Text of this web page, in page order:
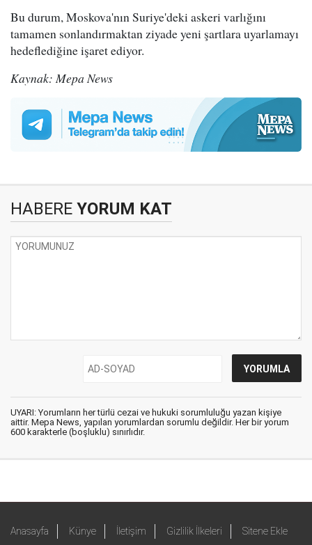
Bu durum, Moskova'nın Suriye'deki askeri varlığını
tamamen sonlandırmaktan ziyade yeni şartlara uyarlamayı
hedeflediğine işaret ediyor.
Kaynak: Mepa News
HABERE YORUM KAT
UYARI: Yorumların her türlü cezai ve hukuki sorumluluğu yazan kişiye
aittir. Mepa News, yapılan yorumlardan sorumlu değildir. Her bir yorum
600 karakterle (boşluklu) sınırlıdır.
Anasayfa Künye İletişim Gizlilik İlkeleri Sitene Ekle